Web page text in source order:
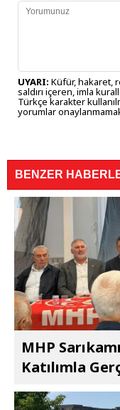
UYARI: Küfür, hakaret,
saldırı içeren, imla
Türkçe karakter
yorumlar
BENZER
MHP
Katılımla